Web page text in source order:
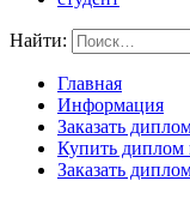
Найти:
Главная
Информация
Заказать
Купить диплом
Заказать